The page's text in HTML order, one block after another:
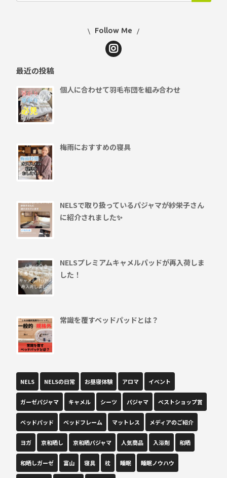
Follow Me
最近の投稿
個人に合わせて羽毛布団を組み合わせ
梅雨におすすめの寝具
NELSで取り扱っているパジャマが紗栄子さん
に紹介されました✨
NELSプレミアムキャメルパッドが再入荷しま
した！
常識を覆すベッドパッドとは？
NELS NELSの日常 お昼寝体験 アロマ イベント
ガーゼパジャマ キャメル シーツ パジャマ ベストショップ賞
ベッドパッド ベッドフレーム マットレス メディアのご紹介
ヨガ 京和晒し 京和晒パジャマ 人気商品 入浴剤 和晒
和晒しガーゼ 富山 寝具 枕 睡眠 睡眠ノウハウ